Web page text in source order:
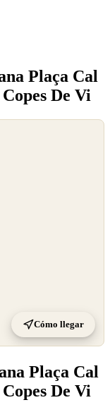
Plaça Cal
De Vi
Cómo llegar
Plaça Cal
De Vi